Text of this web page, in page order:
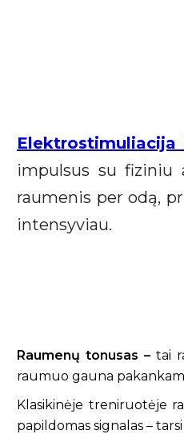
Elektrostimuliacija
impulsus su fiziniu
raumenis per odą,
intensyviau.
Raumenų tonusas –tai
raumuo gauna
Klasikinėje treniruotėje
papildomas signalas –